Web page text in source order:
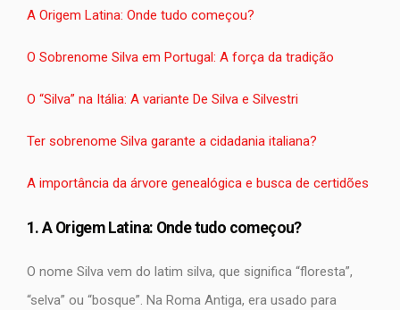
A Origem Latina: Onde tudo começou?
O Sobrenome Silva em Portugal: A força da tradição
O “Silva” na Itália: A variante De Silva e Silvestri
Ter sobrenome Silva garante a cidadania italiana?
A importância da árvore genealógica e busca de certidões
1. A Origem Latina: Onde tudo começou?
O nome Silva vem do latim silva, que significa “floresta”,
“selva” ou “bosque”. Na Roma Antiga, era usado para